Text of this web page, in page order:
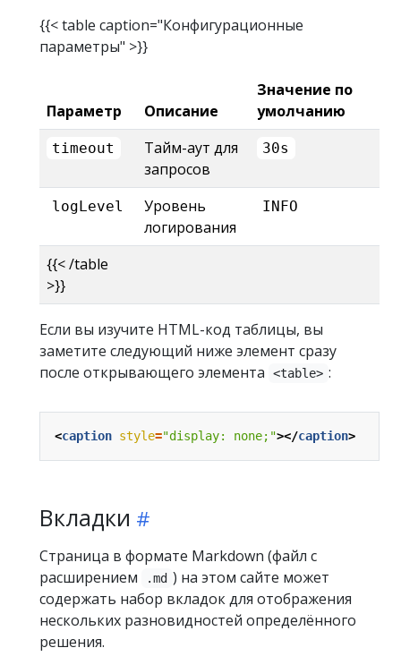
{{< table caption="Конфигурационные
параметры" >}}
Параметр Описание
Значение по
умолчанию
timeout
Тайм-аут для
запросов
30s
logLevel
Уровень
логирования
INFO
{{< /table
>}}
Если вы изучите HTML-код таблицы, вы
заметите следующий ниже элемент сразу
после открывающего элемента
<table> :
<caption style="display: none;"></caption>
Вкладки
Страница в формате Markdown (файл с
расширением
.md ) на этом сайте может
содержать набор вкладок для отображения
нескольких разновидностей определённого
решения.